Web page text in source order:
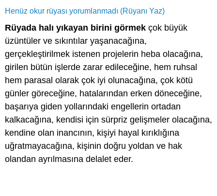
Henüz okur rüyası yorumlanmadı (Rüyanı Yaz)
Rüyada halı yıkayan birini görmek çok büyük
üzüntüler ve sıkıntılar yaşanacağına,
gerçekleştirilmek istenen projelerin heba olacağına,
girilen bütün işlerde zarar edileceğine, hem ruhsal
hem parasal olarak çok iyi olunacağına, çok kötü
günler göreceğine, hatalarından erken döneceğine,
başarıya giden yollarındaki engellerin ortadan
kalkacağına, kendisi için sürpriz gelişmeler olacağına,
kendine olan inancının, kişiyi hayal kırıklığına
uğratmayacağına, kişinin doğru yoldan ve hak
olandan ayrılmasına delalet eder.